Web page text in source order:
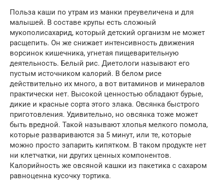
Польза каши по утрам из манки преувеличена и для
малышей. В составе крупы есть сложный
мукополисахарид, который детский организм не может
расщепить. Он же снижает интенсивность движения
ворсинок кишечника, угнетая пищеварительную
деятельность. Белый рис. Диетологи называют его
пустым источником калорий. В белом рисе
действительно их много, а вот витаминов и минералов
практически нет. Высокой ценностью обладают бурые,
дикие и красные сорта этого злака. Овсянка быстрого
приготовления. Удивительно, но овсянка тоже может
быть вредной. Такой называют хлопья мелкого помола,
которые развариваются за 5 минут, или те, которые
можно просто запарить кипятком. В таком продукте нет
ни клетчатки, ни других ценных компонентов.
Калорийность же овсяной кашки из пакетика с сахаром
равноценна кусочку тортика.